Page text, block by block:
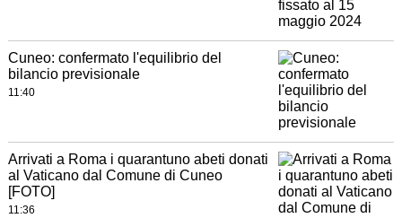
Cuneo: confermato l'equilibrio del
bilancio previsionale
11:40
Arrivati a Roma i quarantuno abeti donati
al Vaticano dal Comune di Cuneo
[FOTO]
11:36